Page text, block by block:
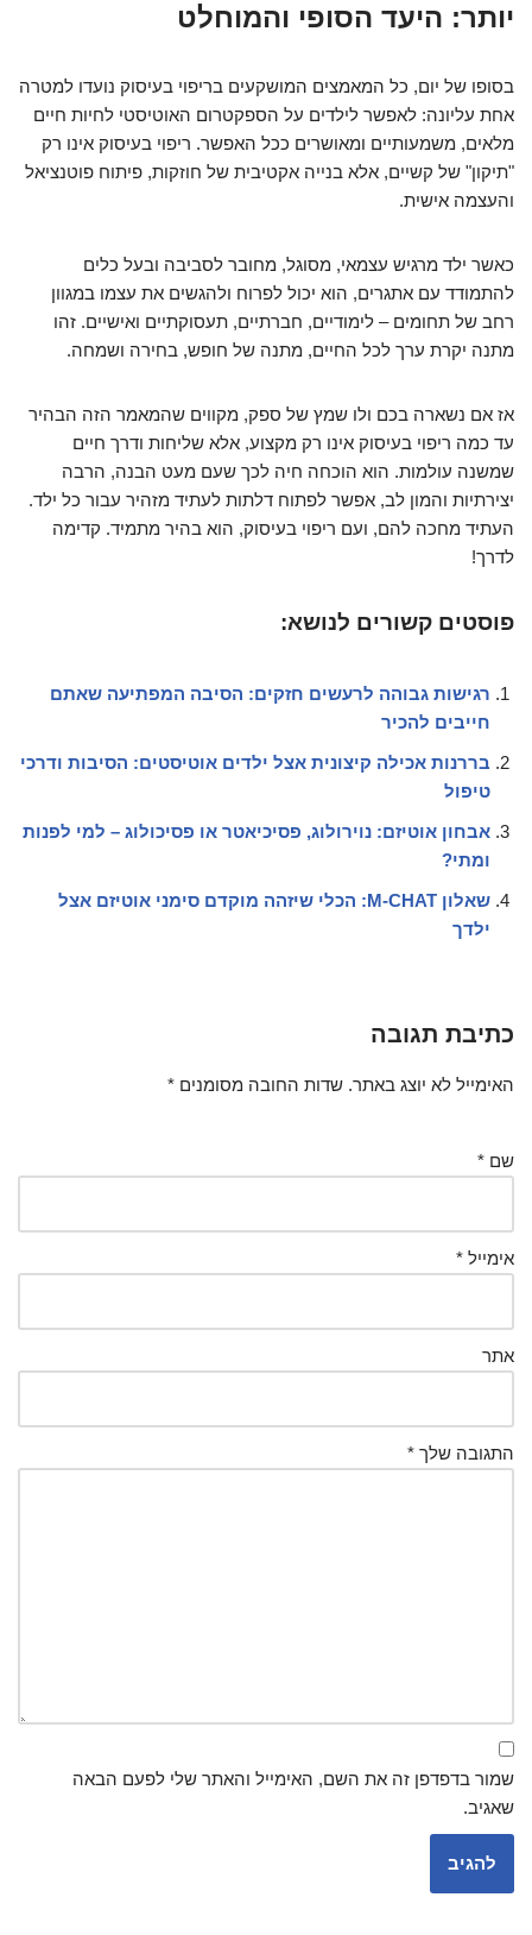
יותר: היעד הסופי והמוחלט
בסופו של יום, כל המאמצים המושקעים בריפוי בעיסוק נועדו למטרה
אחת עליונה: לאפשר לילדים על הספקטרום האוטיסטי לחיות חיים
מלאים, משמעותיים ומאושרים ככל האפשר. ריפוי בעיסוק אינו רק
"תיקון" של קשיים, אלא בנייה אקטיבית של חוזקות, פיתוח פוטנציאל
והעצמה אישית.
כאשר ילד מרגיש עצמאי, מסוגל, מחובר לסביבה ובעל כלים
להתמודד עם אתגרים, הוא יכול לפרוח ולהגשים את עצמו במגוון
רחב של תחומים – לימודיים, חברתיים, תעסוקתיים ואישיים. זהו
מתנה יקרת ערך לכל החיים, מתנה של חופש, בחירה ושמחה.
אז אם נשארה בכם ולו שמץ של ספק, מקווים שהמאמר הזה הבהיר
עד כמה ריפוי בעיסוק אינו רק מקצוע, אלא שליחות ודרך חיים
שמשנה עולמות. הוא הוכחה חיה לכך שעם מעט הבנה, הרבה
יצירתיות והמון לב, אפשר לפתוח דלתות לעתיד מזהיר עבור כל ילד.
העתיד מחכה להם, ועם ריפוי בעיסוק, הוא בהיר מתמיד. קדימה
לדרך!
פוסטים קשורים לנושא:
רגישות גבוהה לרעשים חזקים: הסיבה המפתיעה שאתם
חייבים להכיר
בררנות אכילה קיצונית אצל ילדים אוטיסטים: הסיבות ודרכי
טיפול
אבחון אוטיזם: נוירולוג, פסיכיאטר או פסיכולוג – למי לפנות
ומתי?
שאלון M-CHAT: הכלי שיזהה מוקדם סימני אוטיזם אצל
ילדך
כתיבת תגובה
האימייל לא יוצג באתר. שדות החובה מסומנים *
שם *
אימייל *
אתר
התגובה שלך *
שמור בדפדפן זה את השם, האימייל והאתר שלי לפעם הבאה
שאגיב.